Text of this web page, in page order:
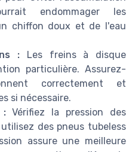
endommager les
chiffon doux et de l'eau
: Les freins à disque
particulière. Assurez-
correctement et
si nécessaire.
:Vérifiez la pression des
des pneus tubeless
assure une meilleure